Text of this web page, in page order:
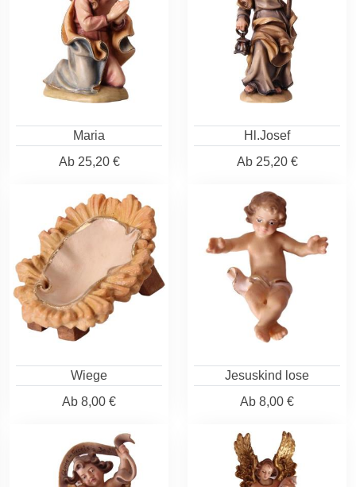
Maria
Ab25,20 €
Hl.Josef
Ab25,20 €
Wiege
Ab 8,00 €
Jesuskind lose
Ab 8,00 €